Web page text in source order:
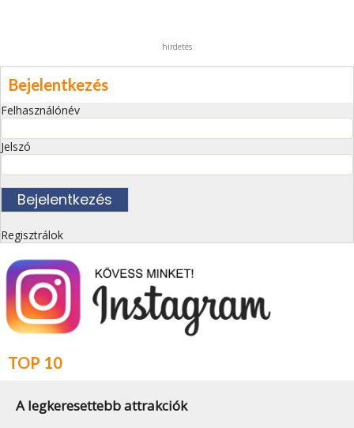
hirdetés
Bejelentkezés
Felhasználónév
Jelszó
Regisztrálok
TOP 10
A legkeresettebb attrakciók